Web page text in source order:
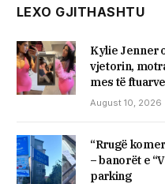
LEXO GJITHASHTU
Kylie Jenner
vjetorin,
mes të ftuarve
August 10, 2026
“Rrugë
– banorët e
parking